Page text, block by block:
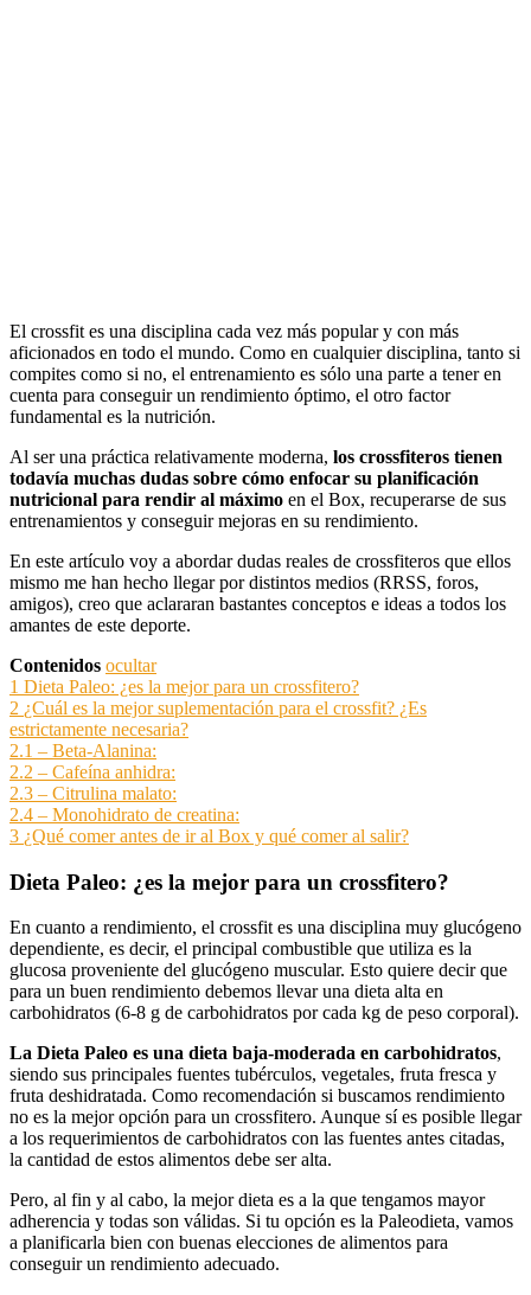
El crossfit es una disciplina cada vez más popular y con más
aficionados en todo el mundo. Como en cualquier disciplina, tanto si
compites como si no, el entrenamiento es sólo una parte a tener en
cuenta para conseguir un rendimiento óptimo, el otro factor
fundamental es la nutrición.
Al ser una práctica relativamente moderna, los crossfiteros tienen
todavía muchas dudas sobre cómo enfocar su planificación
nutricional para rendir al máximo en el Box, recuperarse de sus
entrenamientos y conseguir mejoras en su rendimiento.
En este artículo voy a abordar dudas reales de crossfiteros que ellos
mismo me han hecho llegar por distintos medios (RRSS, foros,
amigos), creo que aclararan bastantes conceptos e ideas a todos los
amantes de este deporte.
Contenidos ocultar
1 Dieta Paleo: ¿es la mejor para un crossfitero?
2 ¿Cuál es la mejor suplementación para el crossfit? ¿Es
estrictamente necesaria?
2.1 – Beta-Alanina:
2.2 – Cafeína anhidra:
2.3 – Citrulina malato:
2.4 – Monohidrato de creatina:
3 ¿Qué comer antes de ir al Box y qué comer al salir?
Dieta Paleo: ¿es la mejor para un crossfitero?
En cuanto a rendimiento, el crossfit es una disciplina muy glucógeno
dependiente, es decir, el principal combustible que utiliza es la
glucosa proveniente del glucógeno muscular. Esto quiere decir que
para un buen rendimiento debemos llevar una dieta alta en
carbohidratos (6-8 g de carbohidratos por cada kg de peso corporal).
La Dieta Paleo es una dieta baja-moderada en carbohidratos,
siendo sus principales fuentes tubérculos, vegetales, fruta fresca y
fruta deshidratada. Como recomendación si buscamos rendimiento
no es la mejor opción para un crossfitero. Aunque sí es posible llegar
a los requerimientos de carbohidratos con las fuentes antes citadas,
la cantidad de estos alimentos debe ser alta.
Pero, al fin y al cabo, la mejor dieta es a la que tengamos mayor
adherencia y todas son válidas. Si tu opción es la Paleodieta, vamos
a planificarla bien con buenas elecciones de alimentos para
conseguir un rendimiento adecuado.